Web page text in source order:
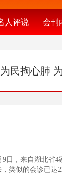
人评说 会刊
为民掏心肺
日，来自湖北省4
类似的会诊已达